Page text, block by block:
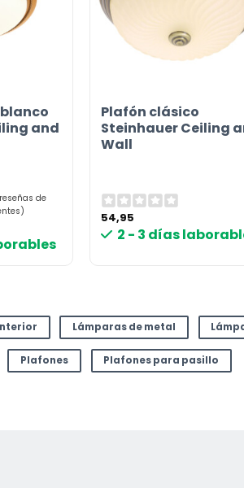
and
de
Plafón clásico
Steinhauer Ceiling
Wall
54,95
2 - 3 días
Lámparas de metal
Plafones Plafones para pasillo